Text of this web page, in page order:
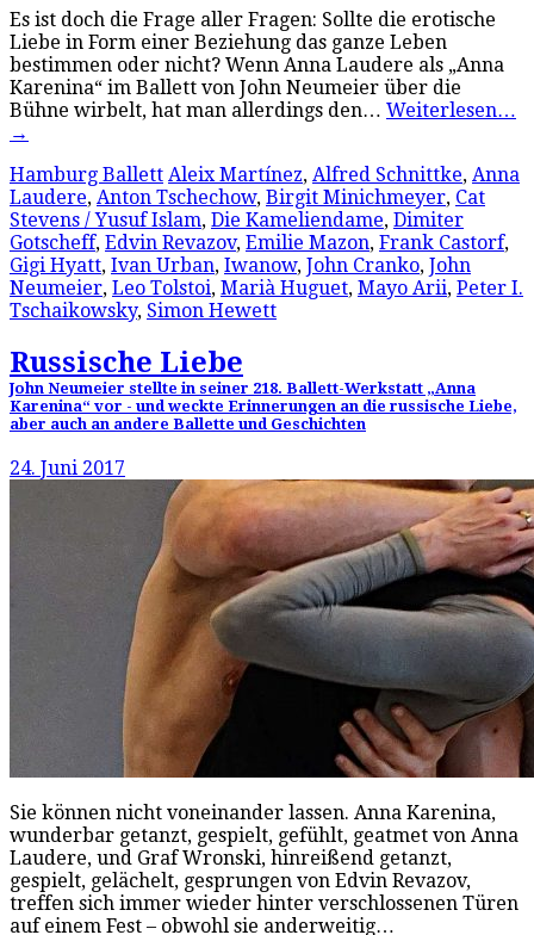
Es ist doch die Frage aller Fragen: Sollte die erotische
Liebe in Form einer Beziehung das ganze Leben
bestimmen oder nicht? Wenn Anna Laudere als „Anna
Karenina“ im Ballett von John Neumeier über die
Bühne wirbelt, hat man allerdings den… Weiterlesen…
→
Hamburg Ballett Aleix Martínez, Alfred Schnittke, Anna
Laudere, Anton Tschechow, Birgit Minichmeyer, Cat
Stevens / Yusuf Islam, Die Kameliendame, Dimiter
Gotscheff, Edvin Revazov, Emilie Mazon, Frank Castorf,
Gigi Hyatt, Ivan Urban, Iwanow, John Cranko, John
Neumeier, Leo Tolstoi, Marià Huguet, Mayo Arii, Peter I.
Tschaikowsky, Simon Hewett
Russische Liebe
John Neumeier stellte in seiner 218. Ballett-Werkstatt „Anna
Karenina“ vor - und weckte Erinnerungen an die russische Liebe,
aber auch an andere Ballette und Geschichten
24. Juni 2017
Sie können nicht voneinander lassen. Anna Karenina,
wunderbar getanzt, gespielt, gefühlt, geatmet von Anna
Laudere, und Graf Wronski, hinreißend getanzt,
gespielt, gelächelt, gesprungen von Edvin Revazov,
treffen sich immer wieder hinter verschlossenen Türen
auf einem Fest – obwohl sie anderweitig…